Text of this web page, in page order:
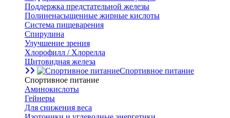
Поддержка предстательной железы
Полиненасыщенные жирные кислоты
Система пищеварения
Спирулина
Улучшение зрения
Хлорофилл / Хлорелла
Щитовидная железа
Спортивное питание
Спортивное питание
Аминокислоты
Гейнеры
Для снижения веса